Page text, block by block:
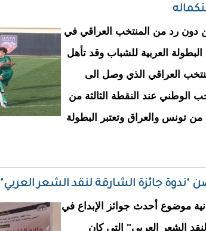
ﺩﻭﻥ ﺭﺩ ﻣﻦ ﺍﻟﻤﻨﺘﺨﺐ ﺍﻟﻌﺮﺍﻗﻲ ﻓﻲ
ﺍﻟﻌﺮﺑﻴﺔ ﻟﻠﺸﺒﺎﺏ ﻭﻗﺪ ﺗﺄﻫﻞ
ﺍﻟﻌﺮﺍﻗﻲ ﺍﻟﺬﻱ ﻭﺻﻞ ﺍﻟﻰ
ﺍﻟﻮﻃﻨﻲ ﻋﻨﺪ ﺍﻟﻨﻘﻄﺔ ﺍﻟﺜﺎﻟﺜﺔ ﻣﻦ
ﺗﻮﻧﺲ ﻭﺍﻟﻌﺮﺍﻕ ﻭﺗﻌﺘﺒﺮ ﺍﻟﺒﻄﻮﻟﺔ
جائزة الشارقة لنقد الشعر العربي"
موضوع أحدث جوائز الإبداع في
الشعر العربي" التي كان